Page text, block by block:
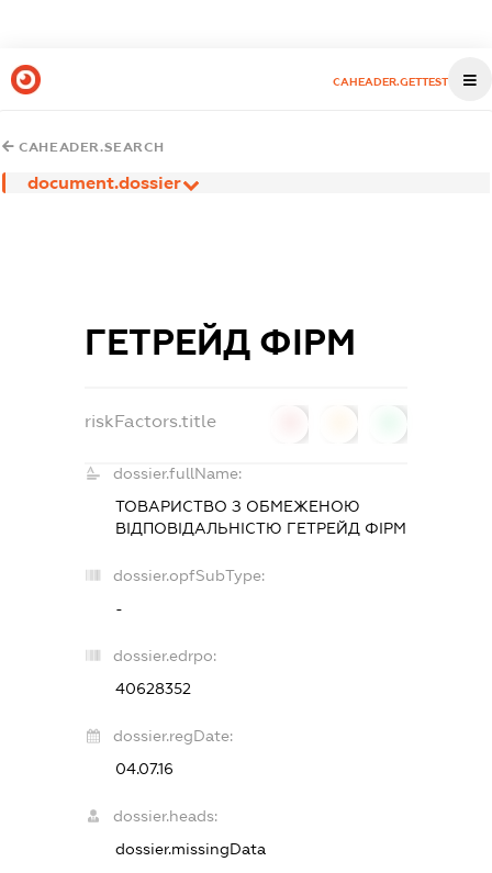
CAHEADER.GETTEST
CAHEADER.SEARCH
document.dossier
ГЕТРЕЙД ФІРМ
riskFactors.title
dossier.fullName:
ТОВАРИСТВО З ОБМЕЖЕНОЮ
ВІДПОВІДАЛЬНІСТЮ ГЕТРЕЙД ФІРМ
dossier.opfSubType:
-
dossier.edrpo:
40628352
dossier.regDate:
04.07.16
dossier.heads:
dossier.missingData